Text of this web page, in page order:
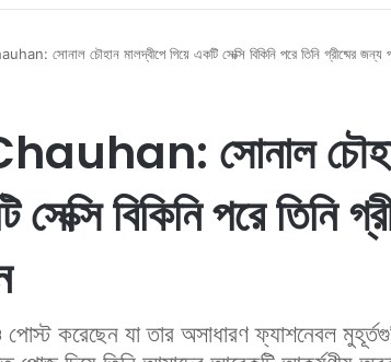
সোনাল চৌহান মালদ্বীপে গিয়ে একটি সেক্সি বিকিনি পরে তিনি গ্রীষ্মের জন্য
সোনাল
বিকিনি পরে তিনি
করেছেন যা তার অসাধারণ ফ্যাশনেবল